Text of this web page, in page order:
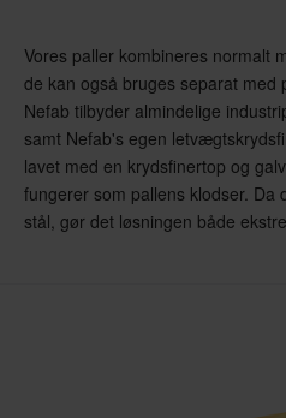
Vores paller kombineres normalt
de kan også bruges separat med
Nefab tilbyder almindelige
samt Nefab's egen
lavet med en krydsfinertop og
fungerer som pallens klodser. Da
stål, gør det løsningen både